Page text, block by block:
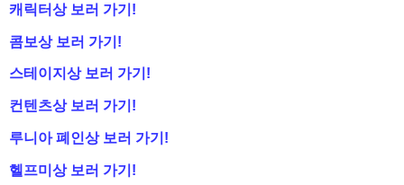
캐릭터상 보러 가기!
콤보상 보러 가기!
스테이지상 보러 가기!
컨텐츠상 보러 가기!
루니아 폐인상 보러 가기!
헬프미상 보러 가기!